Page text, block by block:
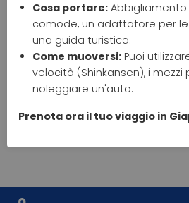
Cosa portare:
comode, un adattatore per
una guida turistica.
Come muoversi: Puoi
velocità (Shinkansen), i mezzi
noleggiare un'auto.
Prenota ora il tuo viaggio in